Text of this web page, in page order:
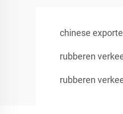
chinese
rubberen
rubberen